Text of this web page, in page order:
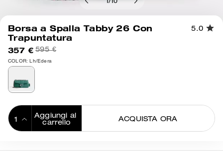
/ 10
Borsa a Spalla Tabby 26 Con
Trapuntatura
5.0
357 € 595 €
COLOR: Lh/Edera
Aggiungi al
carrello
ACQUISTA ORA